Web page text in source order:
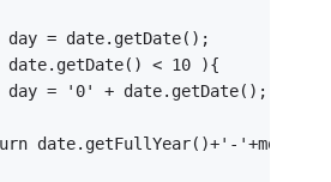
day = date.getDate();
date.getDate() < 10 ){
			day = '0' + date.getDate();
date.getFullYear()+'-